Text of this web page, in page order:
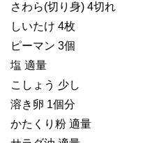
さわら(切り身) 4切れ
しいたけ 4枚
ピーマン 3個
塩 適量
こしょう 少し
溶き卵 1個分
かたくり粉 適量